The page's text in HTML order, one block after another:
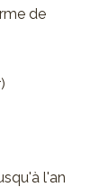
de
l'an